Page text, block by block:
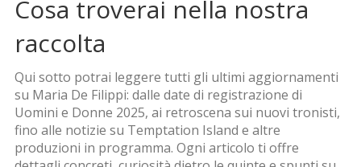
Cosa troverai nella nostra
raccolta
Qui sotto potrai leggere tutti gli ultimi aggiornamenti
su Maria De Filippi: dalle date di registrazione di
Uomini e Donne 2025, ai retroscena sui nuovi tronisti,
fino alle notizie su Temptation Island e altre
produzioni in programma. Ogni articolo ti offre